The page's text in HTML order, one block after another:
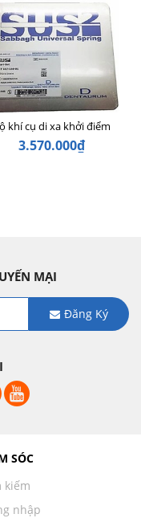
khí cụ di xa khởi điểm
3.570.000₫
MẠI
Đăng Ký
SÓC
kiếm
nhập